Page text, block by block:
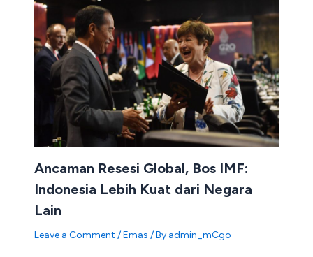
Ancaman Resesi Global, Bos IMF:
Indonesia Lebih Kuat dari Negara
Lain
Leave a Comment /Emas / By admin_mCgo